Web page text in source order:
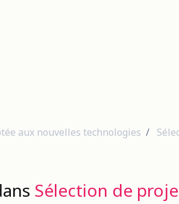
aux nouvelles technologies
Sélection de